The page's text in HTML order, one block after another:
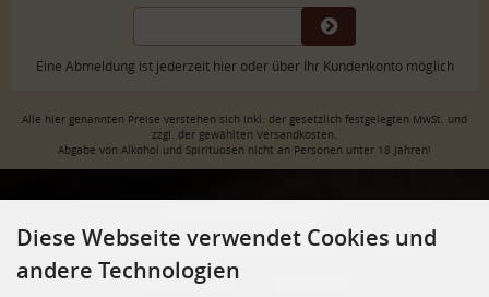
Eine Abmeldung ist jederzeit hier oder über Ihr Kundenkonto möglich
Alle hier genannten Preise verstehen sich inkl. der gesetzlich festgelegten MwSt. und
zzgl. der gewählten Versandkosten.
Abgabe von Alkohol und Spirituosen nicht an Personen unter 18 Jahren!
PRIVATSPHÄRE UND DATENSCHUTZ
AGB
IMPRESSUM
Diese Webseite verwendet Cookies und
andere Technologien